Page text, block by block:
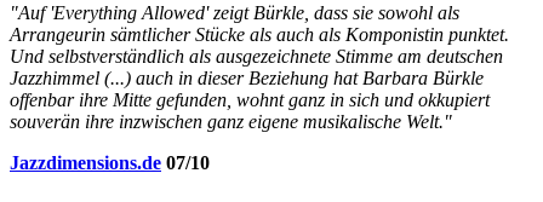
"Auf 'Everything Allowed' zeigt Bürkle, dass sie sowohl als
Arrangeurin sämtlicher Stücke als auch als Komponistin punktet.
Und selbstverständlich als ausgezeichnete Stimme am deutschen
Jazzhimmel (...) auch in dieser Beziehung hat Barbara Bürkle
offenbar ihre Mitte gefunden, wohnt ganz in sich und okkupiert
souverän ihre inzwischen ganz eigene musikalische Welt."
Jazzdimensions.de 07/10